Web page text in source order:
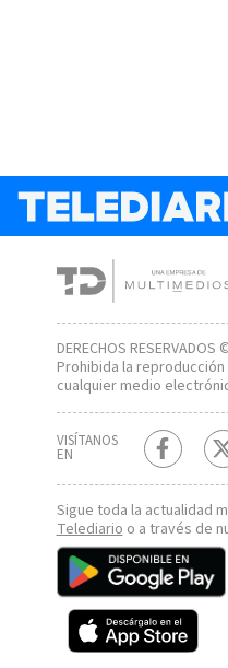
DERECHOS RESERVADOS
Prohibida la
cualquier medio
VISÍTANOS
EN
Sigue toda la actualidad
Telediario o a través de